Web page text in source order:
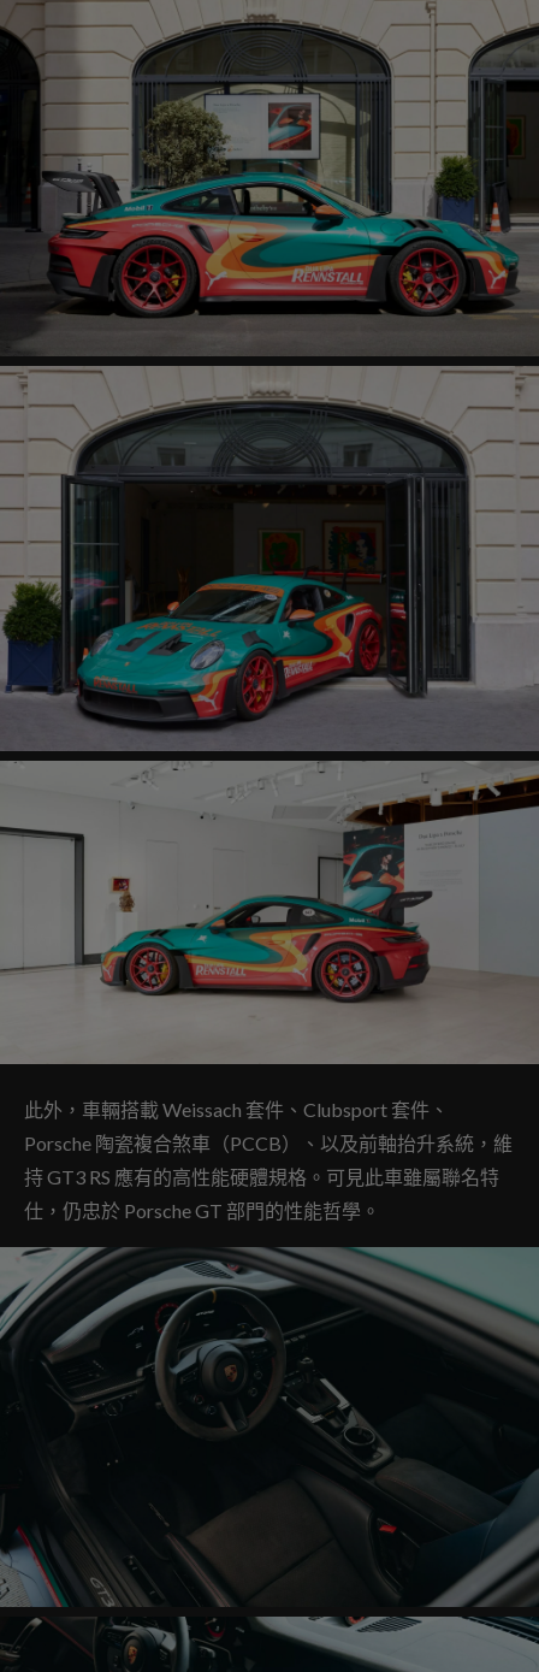
此外，車輛搭載 Weissach 套件、Clubsport 套件、
Porsche 陶瓷複合煞車（PCCB）、以及前軸抬升系統，維
持 GT3 RS 應有的高性能硬體規格。可見此車雖屬聯名特
仕，仍忠於 Porsche GT 部門的性能哲學。